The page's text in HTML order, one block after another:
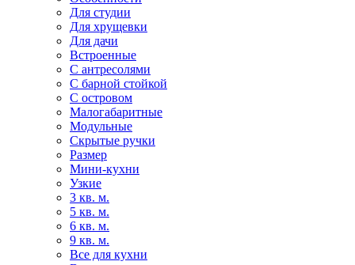
Для студии
Для хрущевки
Для дачи
Встроенные
С антресолями
С барной стойкой
С островом
Малогабаритные
Модульные
Скрытые ручки
Размер
Мини-кухни
Узкие
3 кв. м.
5 кв. м.
6 кв. м.
9 кв. м.
Все для кухни